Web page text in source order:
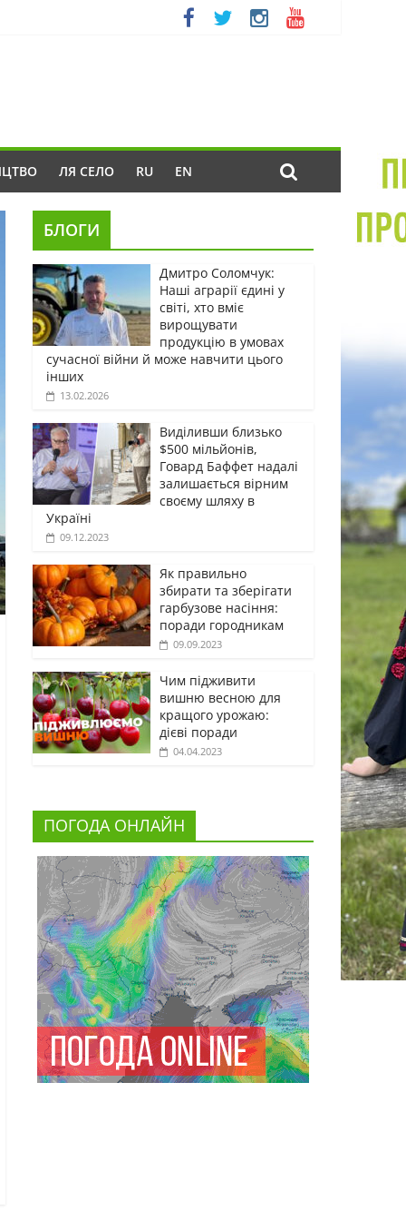
ЛЯ СЕЛО RU EN
БЛОГИ
Дмитро Соломчук:
Наші аграрії єдині у
світі, хто вміє
вирощувати
продукцію в умовах
сучасної війни й може навчити цього
інших
13.02.2026
Виділивши близько
$500 мільйонів,
Говард Баффет надалі
залишається вірним
своєму шляху в
Україні
09.12.2023
Як правильно
збирати та зберігати
гарбузове насіння:
поради городникам
09.09.2023
Чим підживити
вишню весною для
кращого урожаю:
дієві поради
04.04.2023
ПОГОДА ОНЛАЙН